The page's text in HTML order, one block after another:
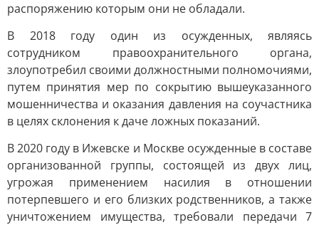
распоряжению которым они не обладали.
В 2018 году один из осужденных, являясь
сотрудником правоохранительного органа,
злоупотребил своими должностными полномочиями,
путем принятия мер по сокрытию вышеуказанного
мошенничества и оказания давления на соучастника
в целях склонения к даче ложных показаний.
В 2020 году в Ижевске и Москве осужденные в составе
организованной группы, состоящей из двух лиц,
угрожая применением насилия в отношении
потерпевшего и его близких родственников, а также
уничтожением имущества, требовали передачи 7